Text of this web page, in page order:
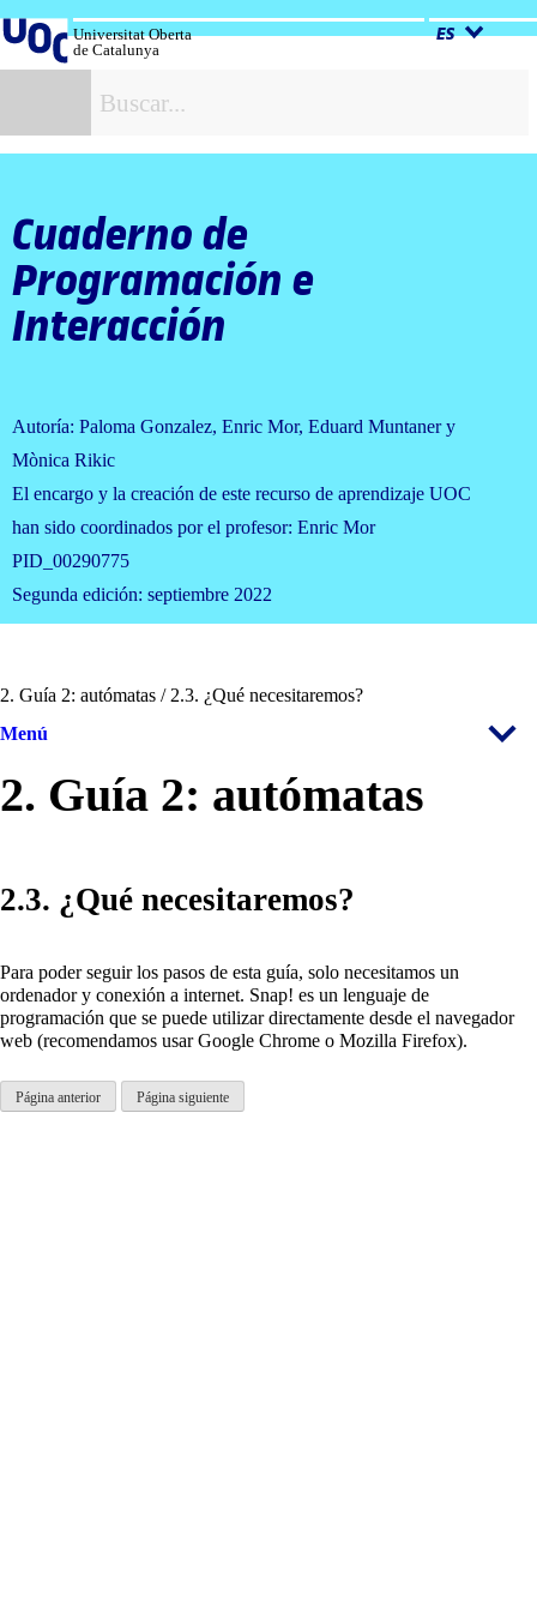
al
contenido
Universitat Oberta
de Catalunya
ES
Cuaderno de
Programación e
Interacción
Autoría: Paloma Gonzalez, Enric Mor, Eduard Muntaner y
Mònica Rikic
El encargo y la creación de este recurso de aprendizaje UOC
han sido coordinados por el profesor: Enric Mor
PID_00290775
Segunda edición: septiembre 2022
2. Guía 2: autómatas / 2.3. ¿Qué necesitaremos?
Menú
2. Guía 2: autómatas
2.3. ¿Qué necesitaremos?
Para poder seguir los pasos de esta guía, solo necesitamos un
ordenador y conexión a internet. Snap! es un lenguaje de
programación que se puede utilizar directamente desde el navegador
web (recomendamos usar Google Chrome o Mozilla Firefox).
Página anterior Página siguiente